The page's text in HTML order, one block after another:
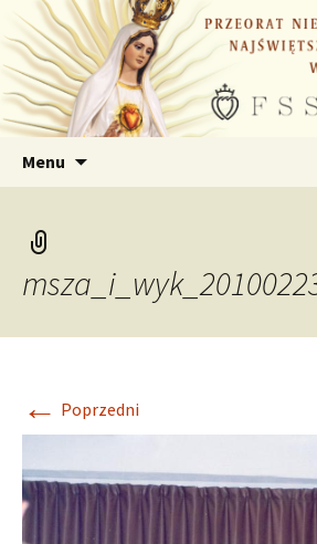
Przejdź
do
treści
Menu
← Poprzedni